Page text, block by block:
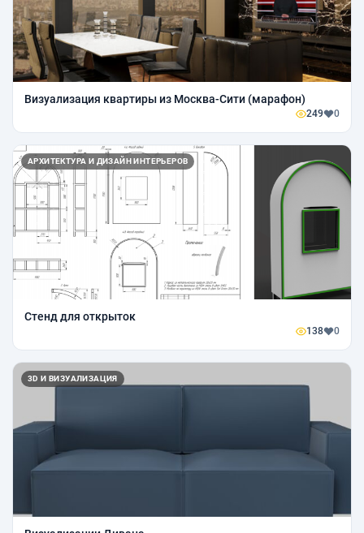
Визуализация квартиры из Москва-Сити (марафон)
249 0
АРХИТЕКТУРА И ДИЗАЙН ИНТЕРЬЕРОВ
Стенд для открыток
138 0
3D И ВИЗУАЛИЗАЦИЯ